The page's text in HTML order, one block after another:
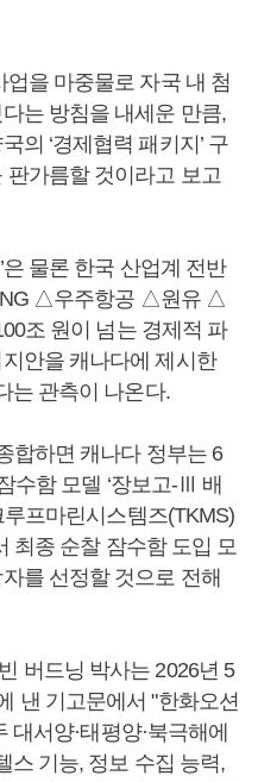
을 마중물로 자국 내 첨
는 방침을 내세운 만큼,
의 ‘경제협력 패키지’ 구
판가름할 것이라고 보고
은 물론 한국 산업계 전반
△우주항공 △원유 △
조 원이 넘는 경제적 파
안을 캐나다에 제시한
는 관측이 나온다.
합하면 캐나다 정부는 6
수함 모델 ‘장보고-Ⅲ 배
프마린시스템즈(TKMS)
최종 순찰 잠수함 도입 모
를 선정할 것으로 전해
버드닝 박사는 2026년 5
낸 기고문에서 "한화오션
서양·태평양·북극해에
스 기능, 정보 수집 능력,